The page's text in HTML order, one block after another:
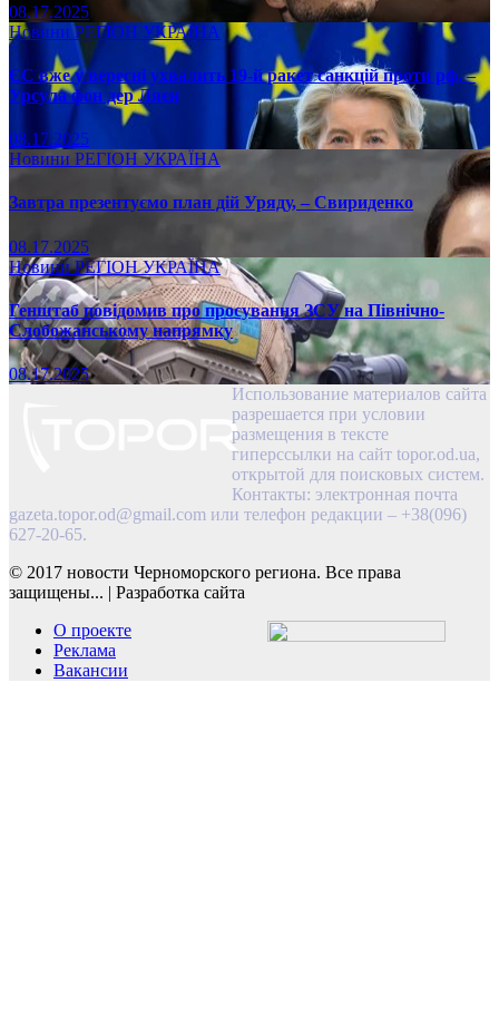
08.17.2025
НовиниРЕГІОН УКРАЇНА
ЄС вже у вересні ухвалить 19-й ракет санкцій проти рф, –
Урсула фон дер Ляєн
08.17.2025
Новини РЕГІОН УКРАЇНА
Завтра презентуємо план дій Уряду, – Свириденко
08.17.2025
НовиниРЕГІОНУКРАЇНА
Генштаб повідомив про просування ЗСУ на Північно-
Слобожанському напрямку
08.17.2025
Использование материалов сайта
разрешается при условии
размещения в тексте
гиперссылки на сайт topor.od.ua,
открытой для поисковых систем.
Контакты: электронная почта
gazeta.topor.od@gmail.com или телефон редакции – +38(096)
627-20-65.
© 2017 новости Черноморского региона. Все права
защищены... | Разработка сайта
О проекте
Реклама
Вакансии